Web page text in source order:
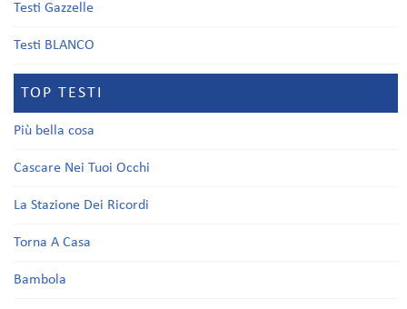
Testi Gazzelle
Testi BLANCO
TOP TESTI
Più bella cosa
Cascare Nei Tuoi Occhi
La Stazione Dei Ricordi
Torna A Casa
Bambola